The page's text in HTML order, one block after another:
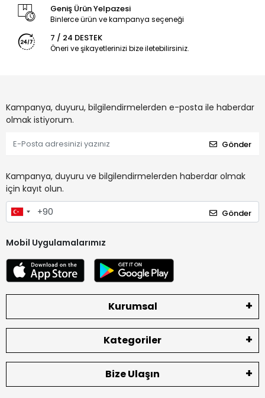
Geniş Ürün Yelpazesi
Binlerce ürün ve kampanya seçeneği
7 / 24 DESTEK
Öneri ve şikayetlerinizi bize iletebilirsiniz.
Kampanya, duyuru, bilgilendirmelerden e-posta ile haberdar
olmak istiyorum.
Gönder
Kampanya, duyuru ve bilgilendirmelerden haberdar olmak
için kayıt olun.
Gönder
Mobil Uygulamalarımız
Kurumsal
Kategoriler
Bize Ulaşın